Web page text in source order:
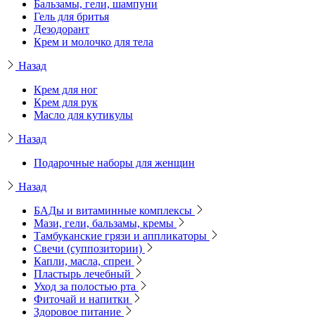
Бальзамы, гели, шампуни
Гель для бритья
Дезодорант
Крем и молочко для тела
Назад
Крем для ног
Крем для рук
Масло для кутикулы
Назад
Подарочные наборы для женщин
Назад
БАДы и витаминные комплексы
Мази, гели, бальзамы, кремы
Тамбуканские грязи и аппликаторы
Свечи (суппозитории)
Капли, масла, спреи
Пластырь лечебный
Уход за полостью рта
Фиточай и напитки
Здоровое питание